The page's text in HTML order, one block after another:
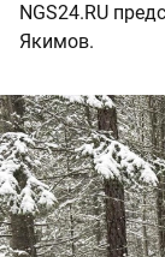
NGS24.RU
Якимов.